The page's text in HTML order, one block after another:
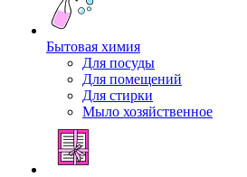
Бытовая химия
Для посуды
Для помещений
Для стирки
Мыло хозяйственное